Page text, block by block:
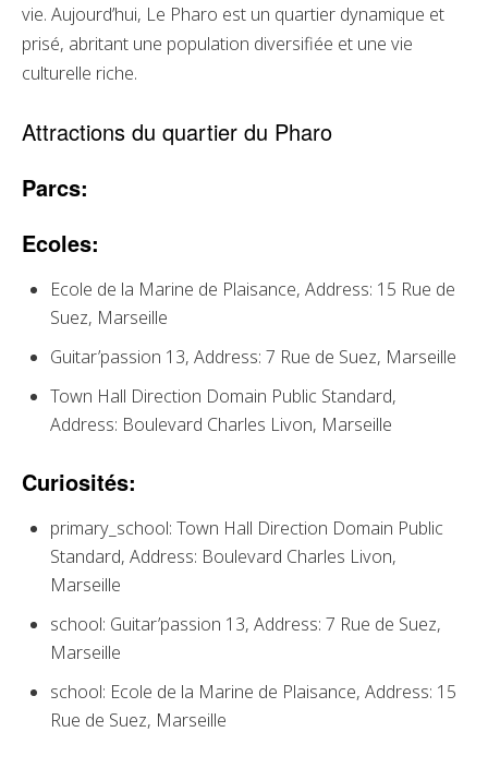
vie. Aujourd’hui, Le Pharo est un quartier dynamique et
prisé, abritant une population diversifiée et une vie
culturelle riche.
Attractions du quartier du Pharo
Parcs:
Ecoles:
Ecole de la Marine de Plaisance, Address: 15 Rue de
Suez, Marseille
Guitar’passion 13, Address: 7 Rue de Suez, Marseille
Town Hall Direction Domain Public Standard,
Address: Boulevard Charles Livon, Marseille
Curiosités:
primary_school: Town Hall Direction Domain Public
Standard, Address: Boulevard Charles Livon,
Marseille
school: Guitar’passion 13, Address: 7 Rue de Suez,
Marseille
school: Ecole de la Marine de Plaisance, Address: 15
Rue de Suez, Marseille